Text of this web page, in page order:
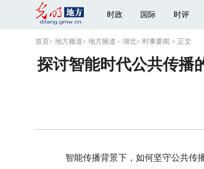
时政 国际 时评
首页 > 地方频道> 地方频道－湖北> 时事要闻 > 正文
探讨智能时代公共传播
智能传播背景下，如何坚守公共传播